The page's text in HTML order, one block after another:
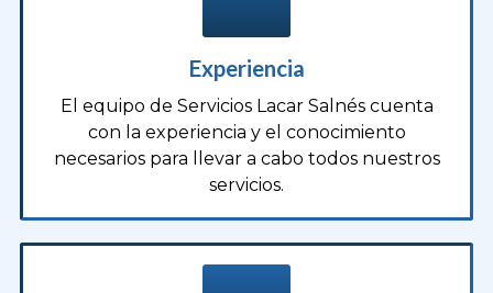
Experiencia
El equipo de Servicios Lacar Salnés cuenta
con la experiencia y el conocimiento
necesarios para llevar a cabo todos nuestros
servicios.